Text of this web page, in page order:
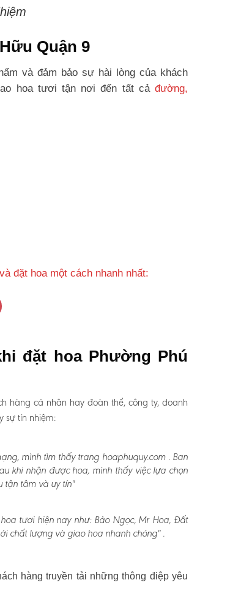
Quận 9
và đảm bảo sự hài lòng của khách
hoa tươi tận nơi đến tất cả đường,
đặt hoa một cách nhanh nhất:
đặt hoa Phường Phú
hàng cá nhân hay đoàn thể, công ty, doanh
sự tín nhiệm:
mình tìm thấy trang hoaphuquy.com . Ban
khi nhận được hoa, mình thấy việc lựa chọn
tận tâm và uy tín"
tươi hiện nay như: Bảo Ngọc, Mr Hoa, Đất
chất lượng và giao hoa nhanh chóng" .
hàng truyền tải những thông điệp yêu